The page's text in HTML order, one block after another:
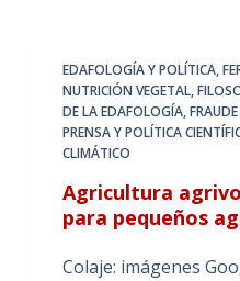
EDAFOLOGÍA Y POLÍTICA,
NUTRICIÓN VEGETAL,
DE LA EDAFOLOGÍA,
PRENSA Y POLÍTICA
CLIMÁTICO
Agricultura
para pequeños
Colaje: imágenes